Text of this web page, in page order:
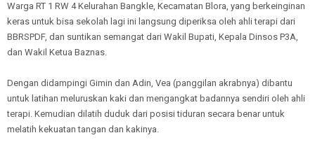
Warga RT 1 RW 4 Kelurahan Bangkle, Kecamatan Blora, yang berkeinginan
keras untuk bisa sekolah lagi ini langsung diperiksa oleh ahli terapi dari
BBRSPDF, dan suntikan semangat dari Wakil Bupati, Kepala Dinsos P3A,
dan Wakil Ketua Baznas.
Dengan didampingi Gimin dan Adin, Vea (panggilan akrabnya) dibantu
untuk latihan meluruskan kaki dan mengangkat badannya sendiri oleh ahli
terapi. Kemudian dilatih duduk dari posisi tiduran secara benar untuk
melatih kekuatan tangan dan kakinya.